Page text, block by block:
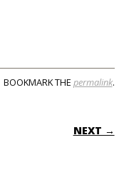
BOOKMARK THE permalink.
NEXT →